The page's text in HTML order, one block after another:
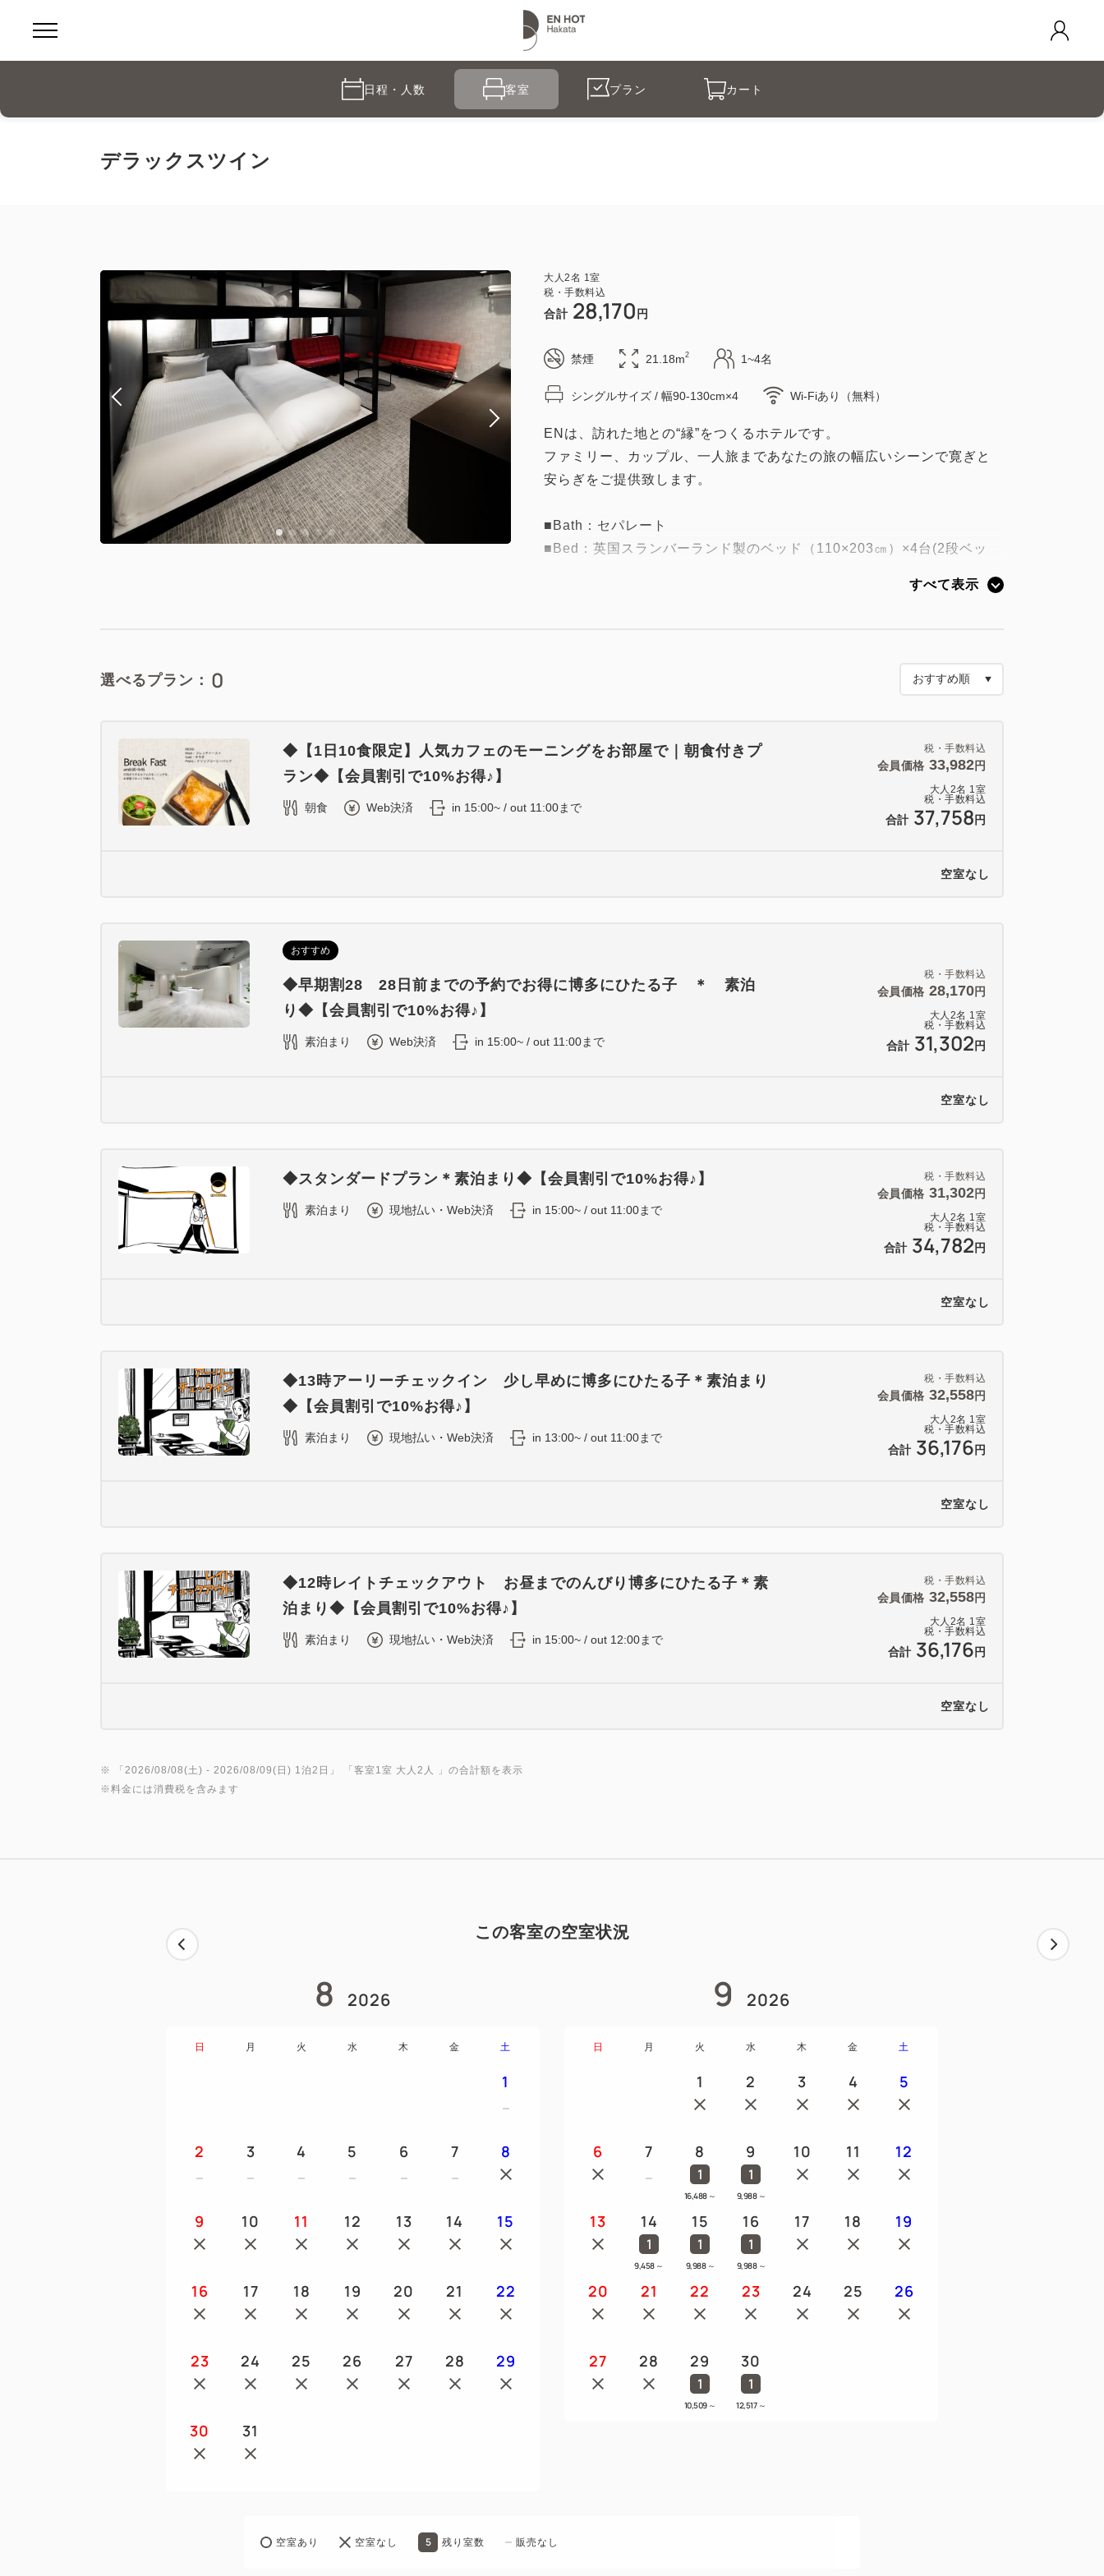
日程・人数 客室 プラン カート
デラックスツイン
大人2名 1室
税・手数料込
合計 28,170 円
禁煙 21.18m2 1~4名
シングルサイズ / 幅90-130cm×4 Wi-Fiあり（無料）
ENは、訪れた地との“縁”をつくるホテルです。
ファミリー、カップル、一人旅まであなたの旅の幅広いシーンで寛ぎと
安らぎをご提供致します。
■Bath：セパレート
■Bed：英国スランバーランド製のベッド（110×203㎝）×4台(2段ベッ
英国王室御用達の栄誉を受けた、最高峰「グランドスイート」を客室の
すべて表示
選べるプラン： 0
税・手数料込
会員価格 33,982円
大人 2名 1室
税・手数料込
合計 37,758 円
◆【1日10食限定】人気カフェのモーニングをお部屋で｜朝食付きプ
ラン◆【会員割引で10%お得♪】
朝食 Web決済 in 15:00~ / out 11:00まで
空室なし
税・手数料込
会員価格 28,170円
大人 2名 1室
税・手数料込
合計 31,302 円
おすすめ
◆早期割28 28日前までの予約でお得に博多にひたる子 ＊ 素泊
り◆【会員割引で10%お得♪】
素泊まり Web決済 in 15:00~ / out 11:00まで
空室なし
税・手数料込
会員価格 31,302円
大人 2名 1室
税・手数料込
合計 34,782 円
◆スタンダードプラン＊素泊まり◆【会員割引で10%お得♪】
素泊まり 現地払い・Web決済 in 15:00~ / out 11:00まで
空室なし
税・手数料込
会員価格 32,558円
大人 2名 1室
税・手数料込
合計 36,176 円
◆13時アーリーチェックイン 少し早めに博多にひたる子＊素泊まり
◆【会員割引で10%お得♪】
素泊まり 現地払い・Web決済 in 13:00~ / out 11:00まで
空室なし
税・手数料込
会員価格 32,558円
大人 2名 1室
税・手数料込
合計 36,176 円
◆12時レイトチェックアウト お昼までのんびり博多にひたる子＊素
泊まり◆【会員割引で10%お得♪】
素泊まり 現地払い・Web決済 in 15:00~ / out 12:00まで
空室なし
※ 「 2026/08/08(土) - 2026/08/09(日) 1泊2日 」 「 客室1室 大人2人
」の合計額を表示
※料金には消費税を含みます
この客室の空室状況
8 2026
日 月 火 水 木 金 土
1
2 3 4 5 6 7 8
9 10 11 12 13 14 15
16 17 18 19 20 21 22
23 24 25 26 27 28 29
30 31
9 2026
日 月 火 水 木 金 土
1 2 3 4 5
6 7 8
1
16,488 ～
9
1
9,988 ～
10 11 12
13 14
1
9,458 ～
15
1
9,988 ～
16
1
9,988 ～
17 18 19
20 21 22 23 24 25 26
27 28 29
1
10,509 ～
30
1
12,517 ～
空室あり 空室なし 5 残り室数 販売なし